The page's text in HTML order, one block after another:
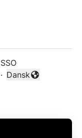
SSO
·
Skift sprog
Dansk